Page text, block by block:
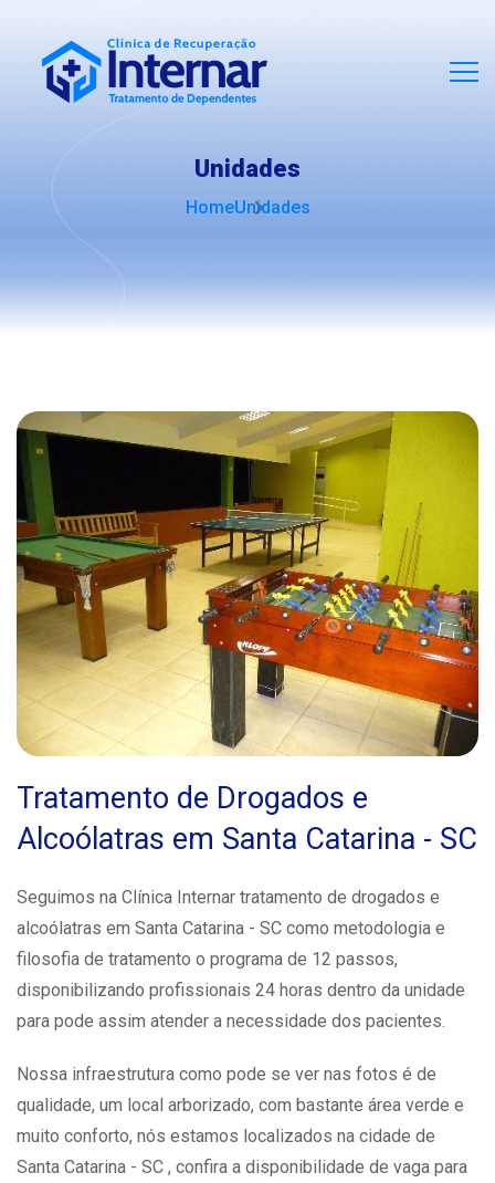
Unidades
HomeUnidades
Tratamento de Drogados e
Alcoólatras em Santa Catarina - SC
Seguimos na Clínica Internar tratamento de drogados e
alcoólatras em Santa Catarina - SC como metodologia e
filosofia de tratamento o programa de 12 passos,
disponibilizando profissionais 24 horas dentro da unidade
para pode assim atender a necessidade dos pacientes.
Nossa infraestrutura como pode se ver nas fotos é de
qualidade, um local arborizado, com bastante área verde e
muito conforto, nós estamos localizados na cidade de
Santa Catarina - SC , confira a disponibilidade de vaga para